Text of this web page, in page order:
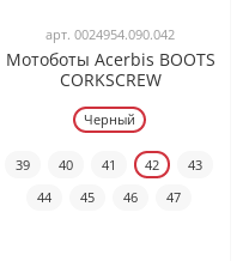
арт. 0024954.090.042
Мотоботы Acerbis BOOTS
CORKSCREW
Черный
39 40 41 42
43
44
45 46 47